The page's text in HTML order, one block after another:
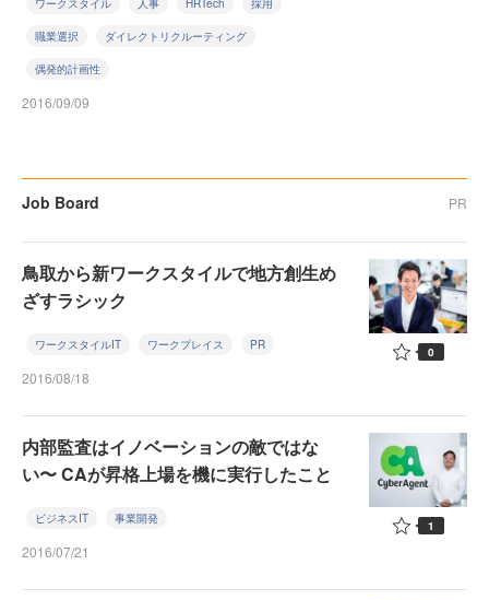
ワークスタイル 人事 HRTech 採用
職業選択 ダイレクトリクルーティング
偶発的計画性
2016/09/09
Job Board PR
鳥取から新ワークスタイルで地方創生め
ざすラシック
ワークスタイルIT ワークプレイス PR
2016/08/18
0
内部監査はイノベーションの敵ではな
い〜 CAが昇格上場を機に実行したこと
ビジネスIT 事業開発
2016/07/21
1